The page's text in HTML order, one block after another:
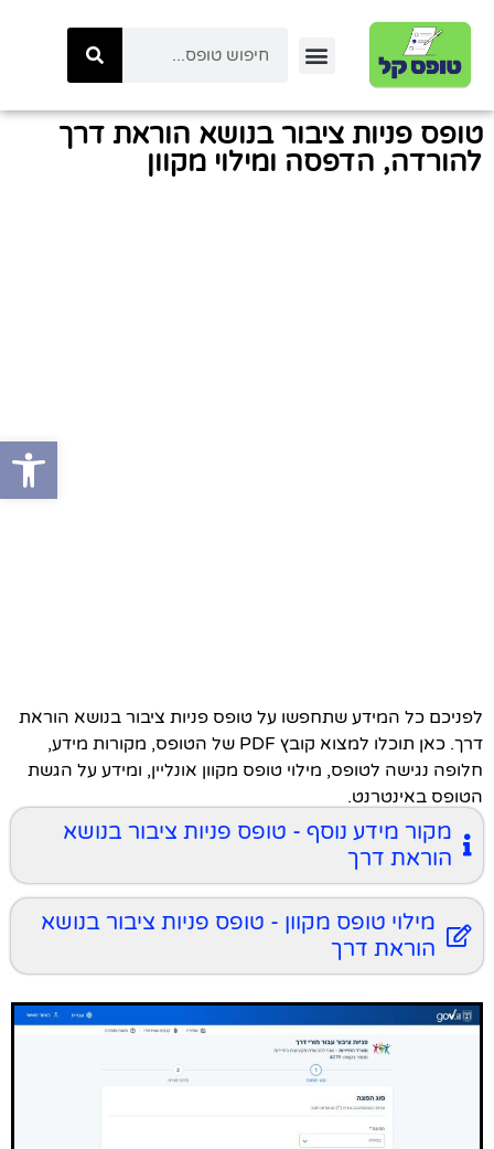
טופס פניות ציבור בנושא הוראת דרך
להורדה, הדפסה ומילוי מקוון
לפניכם כל המידע שתחפשו על טופס פניות ציבור בנושא הוראת
דרך. כאן תוכלו למצוא קובץ PDF של הטופס, מקורות מידע,
חלופה נגישה לטופס, מילוי טופס מקוון אונליין, ומידע על הגשת
הטופס באינטרנט.
מקור מידע נוסף - טופס פניות ציבור בנושא
הוראת דרך
מילוי טופס מקוון - טופס פניות ציבור בנושא
הוראת דרך
פתח